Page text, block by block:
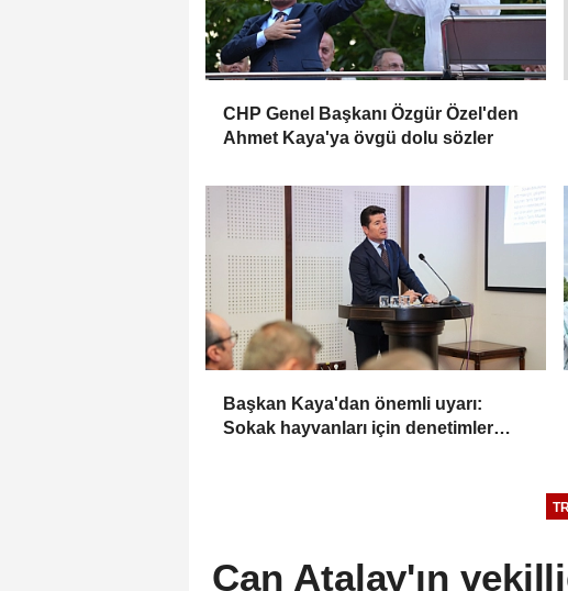
CHP Genel Başkanı Özgür Özel'den
Ahmet Kaya'ya övgü dolu sözler
Başkan Kaya'dan önemli uyarı:
Sokak hayvanları için denetimler
Can Atalay'ın